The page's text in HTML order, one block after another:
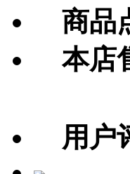
商品
本店
用户